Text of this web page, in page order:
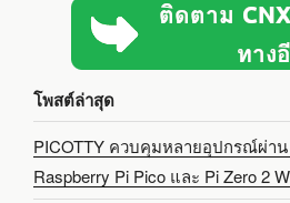
โพสต์ล่าสุด
PICOTTY ควบคุมหลายอุปกรณ์ผ่าน
Raspberry Pi Pico และ Pi Zero 2 W